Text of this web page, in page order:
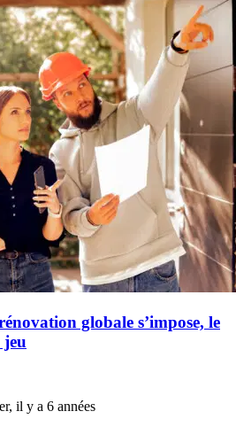
globale s’impose, le
jeu
il y a 6 années